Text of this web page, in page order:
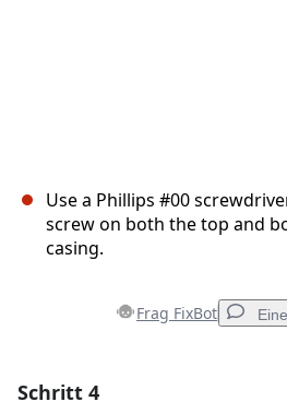
Use a Phillips #00
screw on both the top and
casing.
Frag FixBot
Schritt 4